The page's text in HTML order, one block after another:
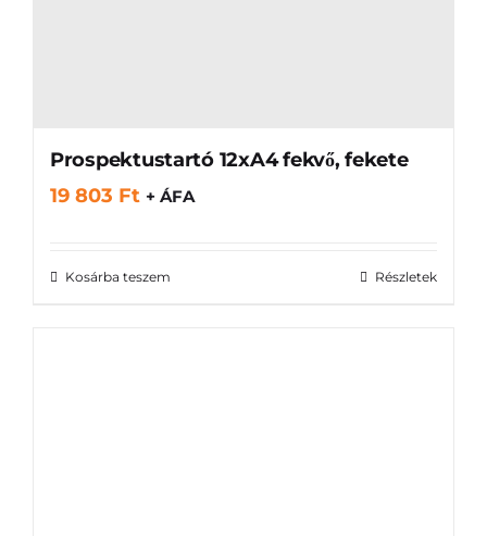
Prospektustartó 12xA4 fekvő, fekete
19 803 Ft + ÁFA
Kosárba teszem Részletek